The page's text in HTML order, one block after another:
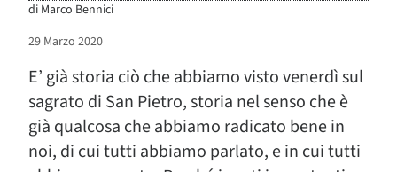
di Marco Bennici
29 Marzo 2020
E’ già storia ciò che abbiamo visto venerdì sul
sagrato di San Pietro, storia nel senso che è
già qualcosa che abbiamo radicato bene in
noi, di cui tutti abbiamo parlato, e in cui tutti